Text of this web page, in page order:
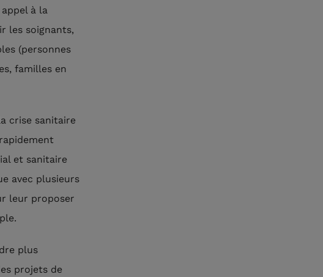
à la
les soignants,
(personnes
familles en
crise sanitaire
et sanitaire
avec plusieurs
leur proposer
plus
projets de